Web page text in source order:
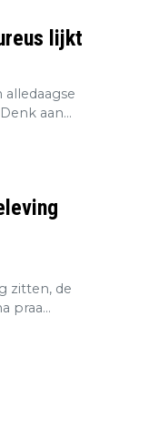
lijkt
aan...
zitten, de
praa...